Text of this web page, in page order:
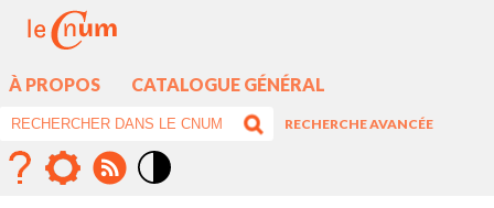
À PROPOS CATALOGUE GÉNÉRAL
RECHERCHE AVANCÉE